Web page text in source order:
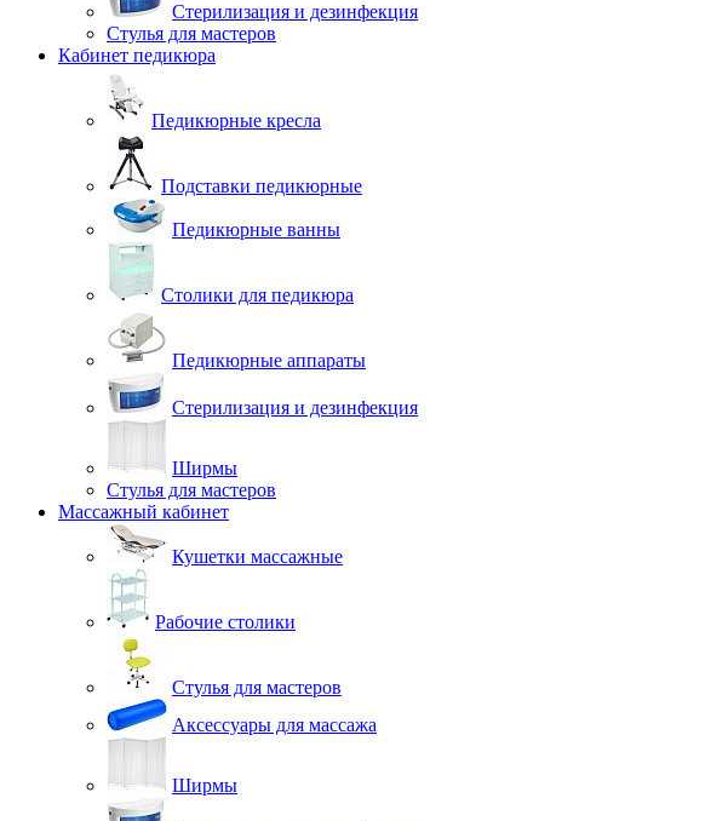
Стерилизация и дезинфекция
Стулья для мастеров
Кабинет педикюра
Педикюрные кресла
Подставки педикюрные
Педикюрные ванны
Столики для педикюра
Педикюрные аппараты
Стерилизация и дезинфекция
Ширмы
Стулья для мастеров
Массажный кабинет
Кушетки массажные
Рабочие столики
Стулья для мастеров
Аксессуары для массажа
Ширмы